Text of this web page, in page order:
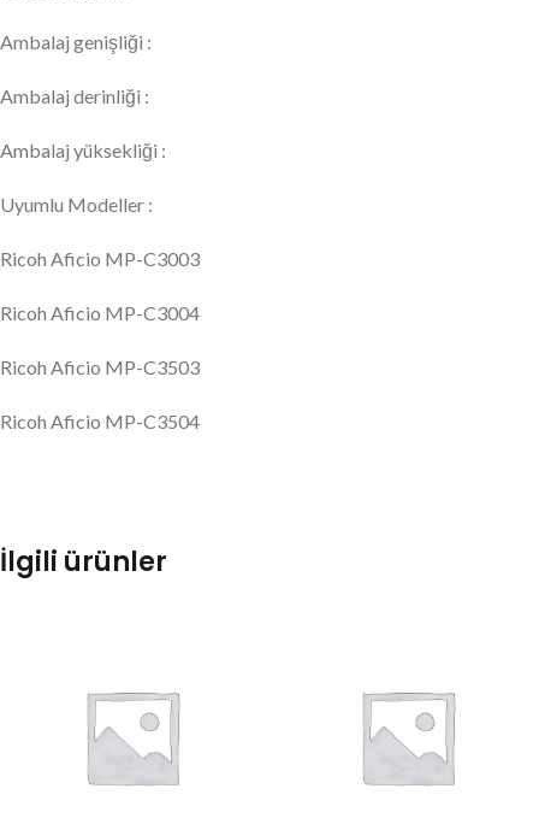
Ambalaj genişliği :
Ambalaj derinliği :
Ambalaj yüksekliği :
Uyumlu Modeller :
Ricoh Aficio MP-C3003
Ricoh Aficio MP-C3004
Ricoh Aficio MP-C3503
Ricoh Aficio MP-C3504
İlgili ürünler